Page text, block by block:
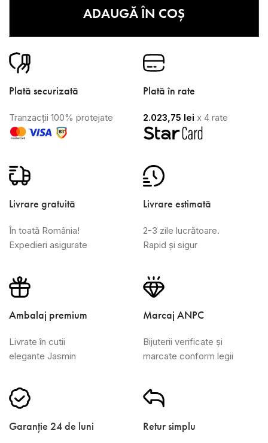
ADAUGĂ ÎN COȘ
Plată securizată
Tranzacții 100% protejate
Plată în rate
2.023,75 lei x 4 rate
Livrare gratuită
În toată România!
Expedieri asigurate
Livrare estimată
2-3 zile lucrătoare.
Rapid și sigur
Ambalaj premium
Livrate în cutii
elegante Jasmin
Marcaj ANPC
Bijuterii verificate și
marcate conform legii
Garanție 24 de luni Retur simplu